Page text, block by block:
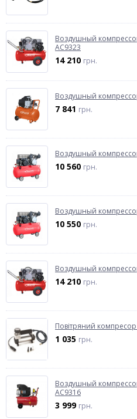
Воздушный
AC9323
14 210 грн.
Воздушный
7 841 грн.
Воздушный
10 560 грн.
Воздушный
10 550 грн.
Воздушный
14 210 грн.
Повітряний
1 035 грн.
Воздушный
AC9316
3 999 грн.